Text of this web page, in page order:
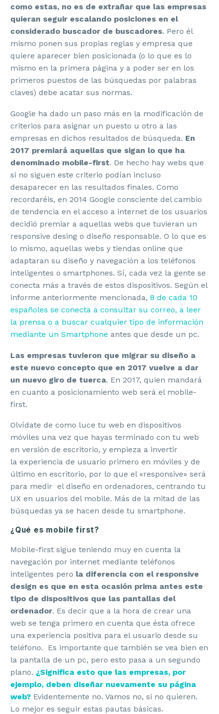
como estas, no es de extrañar que las empresas
quieran seguir escalando posiciones en el
considerado buscador de buscadores. Pero él
mismo ponen sus propias reglas y empresa que
quiere aparecer bien posicionada (o lo que es lo
mismo en la primera página y a poder ser en los
primeros puestos de las búsquedas por palabras
claves) debe acatar sus normas.
Google ha dado un paso más en la modificación de
criterios para asignar un puesto u otro a las
empresas en dichos resultados de búsqueda. En
2017 premiará aquellas que sigan lo que ha
denominado mobile-first. De hecho hay webs que
si no siguen este criterio podían incluso
desaparecer en las resultados finales. Como
recordaréis, en 2014 Google consciente del cambio
de tendencia en el acceso a internet de los usuarios
decidió premiar a aquellas webs que tuvieran un
responsive desing o diseño responsable. O lo que es
lo mismo, aquellas webs y tiendas online que
adaptaran su diseño y navegación a los teléfonos
inteligentes o smartphones. Sí, cada vez la gente se
conecta más a través de estos dispositivos. Según el
informe anteriormente mencionada, 8 de cada 10
españoles se conecta a consultar su correo, a leer
la prensa o a buscar cualquier tipo de información
mediante un Smartphone antes que desde un pc.
Las empresas tuvieron que migrar su diseño a
este nuevo concepto que en 2017 vuelve a dar
un nuevo giro de tuerca. En 2017, quien mandará
en cuanto a posicionamiento web será el mobile-
first.
Olvídate de como luce tu web en dispositivos
móviles una vez que hayas terminado con tu web
en versión de escritorio, y empieza a invertir
la experiencia de usuario primero en móviles y de
último en escritorio, por lo que el «responsive» será
para medir el diseño en ordenadores, centrando tu
UX en usuarios del mobile. Más de la mitad de las
búsquedas ya se hacen desde tu smartphone.
¿Qué es mobile first?
Mobile-first sigue teniendo muy en cuenta la
navegación por internet mediante teléfonos
inteligentes pero la diferencia con el responsive
design es que en esta ocasión prima antes este
tipo de dispositivos que las pantallas del
ordenador. Es decir que a la hora de crear una
web se tenga primero en cuenta que ésta ofrece
una experiencia positiva para el usuario desde su
teléfono. Es importante que también se vea bien en
la pantalla de un pc, pero esto pasa a un segundo
plano. ¿Significa esto que las empresas, por
ejemplo, deben diseñar nuevamente su página
web? Evidentemente no. Vamos no, si no quieren.
Lo mejor es seguir estas pautas básicas.